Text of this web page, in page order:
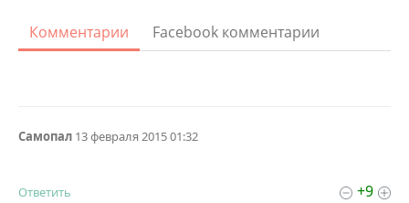
Комментарии Facebook комментарии
Самопал 13 февраля 2015 01:32
+9
Ответить